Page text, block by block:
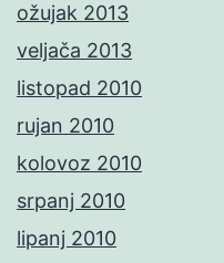
ožujak 2013
veljača 2013
listopad 2010
rujan 2010
kolovoz 2010
srpanj 2010
lipanj 2010